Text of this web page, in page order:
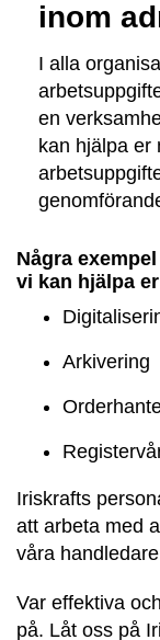
inom
I alla
en
kan hjälpa er
Några
vi kan hjälpa
Arkivering
Iriskrafts
att arbeta med
våra
Var effektiva
på. Låt oss på